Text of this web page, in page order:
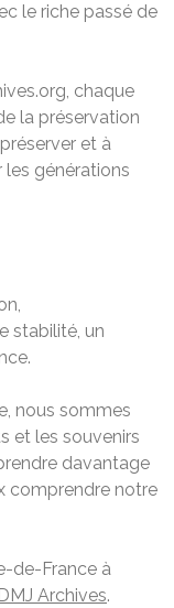
le riche passé de
chaque
la préservation
et à
générations
stabilité, un
nous sommes
et les souvenirs
davantage
comprendre notre
de-France à
DMJ Archives.